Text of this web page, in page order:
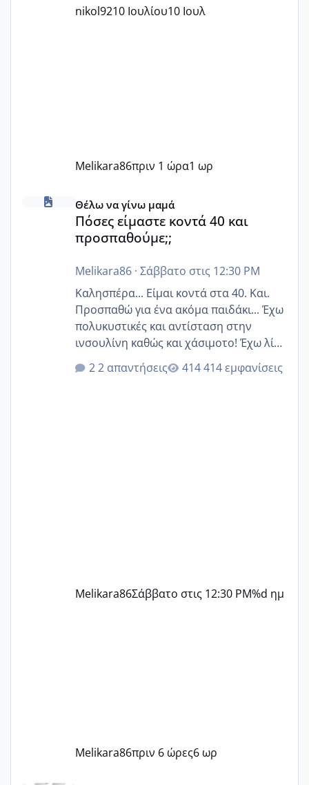
nikol9210 Ιουλίου10 Ιουλ
Melikara86πριν 1 ώρα1 ωρ
Πόσες είμαστε κοντά 40 και προσπαθούμε;;
Θέλω να γίνω μαμά
Πόσες είμαστε κοντά 40 και
προσπαθούμε;;
Melikara86· Σάββατο στις 12:30 PM
Καλησπέρα... Είμαι κοντά στα 40. Και.
Προσπαθώ για ένα ακόμα παιδάκι... Έχω
πολυκυστικές και αντίσταση στην
ινσουλίνη καθώς και χάσιμοτο! Έχω λίγα
κιλά παραπάνω και όσο κ αν προσπαθώ
δεν χάνω εύκολα! Προσπαθώ για ακόμη
2 απαντήσεις 414 εμφανίσεις
Melikara86Σάββατο στις 12:30 PM%d ημ
Melikara86πριν 6 ώρες6 ωρ
Μωράκια Μαΐου 2026 🌸🌻🌹